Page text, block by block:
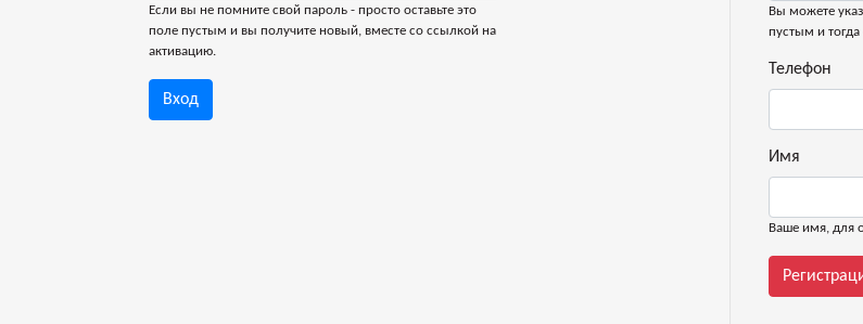
Если вы не помните свой пароль - просто оставьте это
поле пустым и вы получите новый, вместе со ссылкой на
активацию.
Вход
Вы можете
пустым и тогда
Телефон
Имя
Ваше имя, для